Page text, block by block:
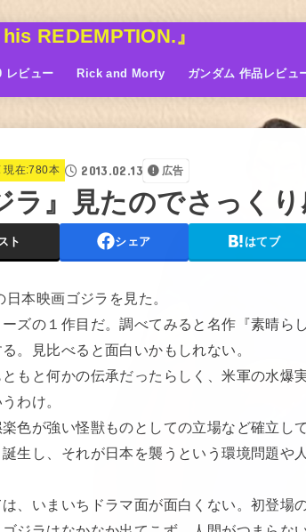
REDEMPTION.』
レビュー Rick and Morty ガンダム 作品レビュ
現在:780本 2013.02.13 広告
ラ』見たのでさっくり
ト シェア はてブ
日本映画ゴジラを見た。
ズの１作目だ。調べてみると名作『素晴ら
。見比べると面白いかもしれない。
ともと何かの伝承だったらしく、米軍の水爆
わけ。
色が強い怪獣ものとしての立場など確立し
生し、それが日本を襲うという環境問題や
、いまいちドラマ面が面白くない。初登場